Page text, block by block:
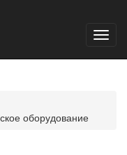
оборудование